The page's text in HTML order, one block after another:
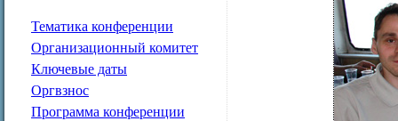
Тематика конференции
Организационный комитет
Ключевые даты
Оргвзнос
Программа конференции